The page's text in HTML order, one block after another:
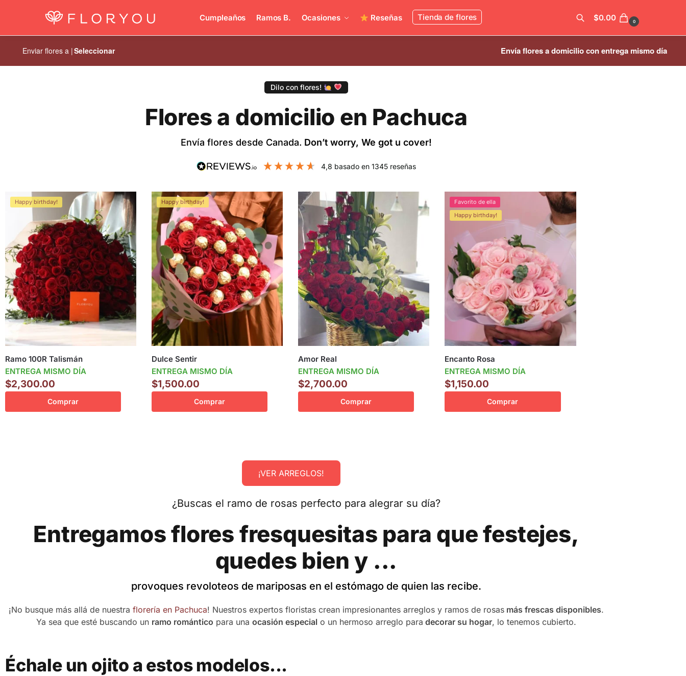
Cumpleaños Ramos B. Ocasiones Reseñas Tienda de flores
Los arreglos favoritos
Buscar
$0.00 0
Enviar flores a |Seleccionar Envía flores a domicilio con entrega mismo día
Dilo con flores!
Flores a domicilio en Pachuca
Envía flores desde Canada. Don’t worry, We got u cover!
4,8 basado en 1345reseñas
Happy birthday!
Ramo 100R Talismán
ENTREGA MISMO DÍA
$2,300.00
Comprar
Happy birthday!
Dulce Sentir
ENTREGA MISMO DÍA
$1,500.00
Comprar
Amor Real
ENTREGA MISMO DÍA
$2,700.00
Comprar
Favorito de ella
Happy birthday!
Encanto Rosa
ENTREGA MISMO DÍA
$1,150.00
Comprar
¡VER ARREGLOS!
¿Buscas el ramo de rosas perfecto para alegrar su día?
Entregamos flores fresquesitas para que festejes,
quedes bien y ...
provoques revoloteos de mariposas en el estómago de quien las recibe.
¡No busque más allá de nuestra florería en Pachuca! Nuestros expertos floristas crean impresionantes arreglos y ramos de rosas más frescas disponibles.
Ya sea que esté buscando un ramo romántico para una ocasión especial o un hermoso arreglo para decorar su hogar, lo tenemos cubierto.
Échale un ojito a estos modelos...